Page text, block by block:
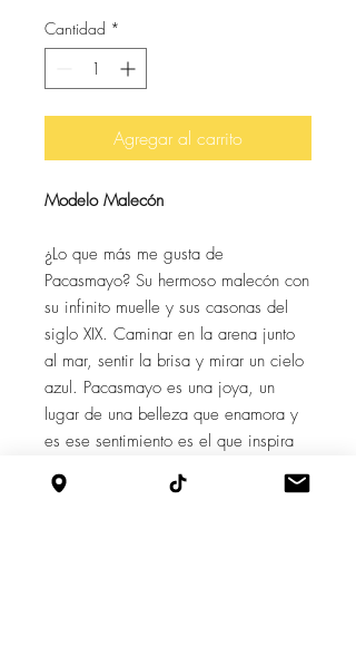
Cantidad *
Agregar al carrito
Modelo Malecón
¿Lo que más me gusta de
Pacasmayo? Su hermoso malecón con
su infinito muelle y sus casonas del
siglo XIX. Caminar en la arena junto
al mar, sentir la brisa y mirar un cielo
azul. Pacasmayo es una joya, un
lugar de una belleza que enamora y
es ese sentimiento es el que inspira
su capellada y sostenido en un taco